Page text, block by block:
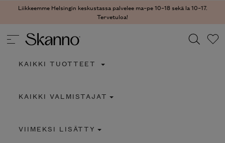
Liikkeemme Helsingin keskustassa palvelee ma–pe 10–18 sekä la 10–17.
Tervetuloa!
Type 2 or more characters for results.
KAIKKI TUOTTEET
KAIKKI VALMISTAJAT
VIIMEKSI LISÄTTY